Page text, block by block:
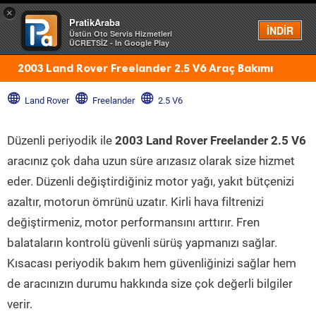
×
PratikAraba
Üstün Oto Servis Hizmetleri
ÜCRETSİZ - In Google Play
İNDİR
Menü
2003 Land Rover Freelander 2.5 V6 Araç Bakımı
Land Rover Freelander 2.5 V6
Düzenli periyodik ile 2003 Land Rover Freelander 2.5 V6
aracınız çok daha uzun süre arızasız olarak size hizmet
eder. Düzenli değiştirdiğiniz motor yağı, yakıt bütçenizi
azaltır, motorun ömrünü uzatır. Kirli hava filtrenizi
değiştirmeniz, motor performansını arttırır. Fren
balataların kontrolü güvenli sürüş yapmanızı sağlar.
Kısacası periyodik bakım hem güvenliğinizi sağlar hem
de aracınızın durumu hakkında size çok değerli bilgiler
verir.